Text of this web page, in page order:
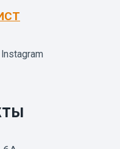
Instagram